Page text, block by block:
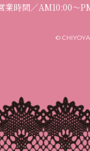
業時間／AM10:00〜
©